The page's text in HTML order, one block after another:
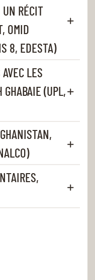
UN RÉCIT
OMID
8, EDESTA)
LES
GHABAIE (UPL,